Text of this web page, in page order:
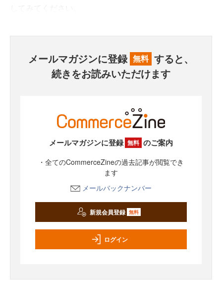
メールマガジンに登録 無料 すると、
続きをお読みいただけます
メールマガジンに登録 無料 のご案内
・全てのCommerceZineの過去記事が閲覧でき
ます
メールバックナンバー
新規会員登録 無料
ログイン